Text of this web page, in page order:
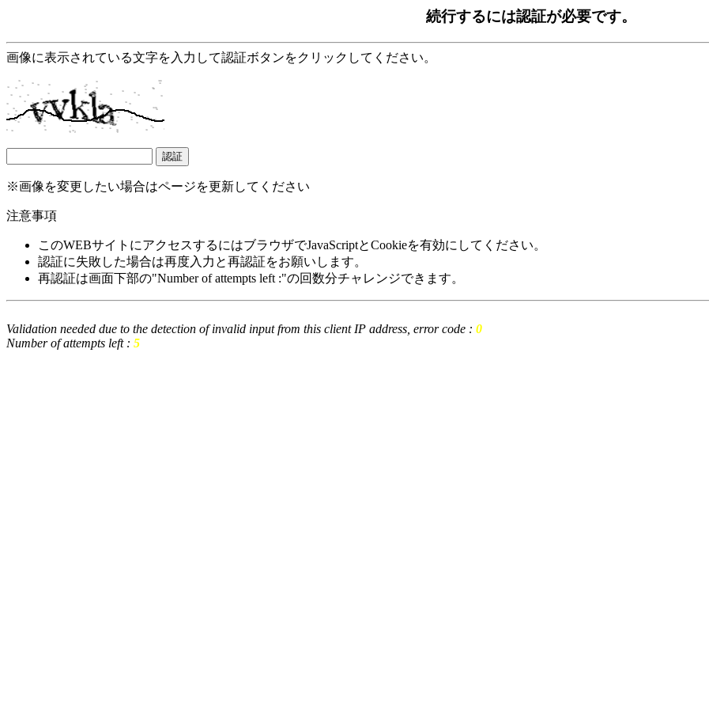
続行するには認証が必要です。
画像に表示されている文字を入力して認証ボタンをクリックしてください。
※画像を変更したい場合はページを更新してください
注意事項
このWEBサイトにアクセスするにはブラウザでJavaScriptとCookieを有効にしてください。
認証に失敗した場合は再度入力と再認証をお願いします。
再認証は画面下部の"Number of attempts left :"の回数分チャレンジできます。
Validation needed due to the detection of invalid input from this client IP address, error code : 0
Number of attempts left : 5